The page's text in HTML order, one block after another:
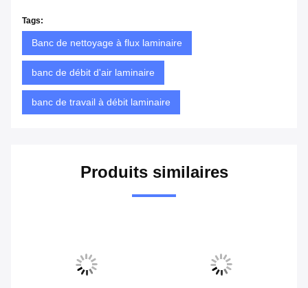
Tags:
Banc de nettoyage à flux laminaire
banc de débit d'air laminaire
banc de travail à débit laminaire
Produits similaires